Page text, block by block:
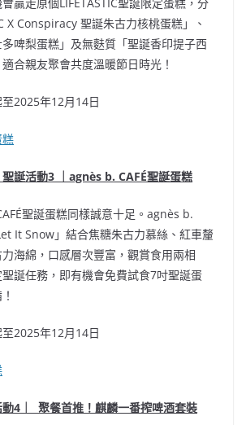
X Conspiracy 聖誕朱古力核桃蛋糕」、
多啤梨蛋糕」及無麩質「聖誕香印提子西
合親友聚會共度溫暖節日時光！
2025年12月14日
聖誕活動3 ｜agnès b. CAFÉ聖誕蛋糕
聖誕蛋糕同樣誠意十足。agnès b.
It Snow」結合焦糖朱古力慕絲、紅車釐
海綿，口感層次豐富，觀賞食用兩相
誕任務，即有機會免費試食7吋聖誕蛋
2025年12月14日
動4｜ 聚餐首推！麒麟一番搾啤酒套裝